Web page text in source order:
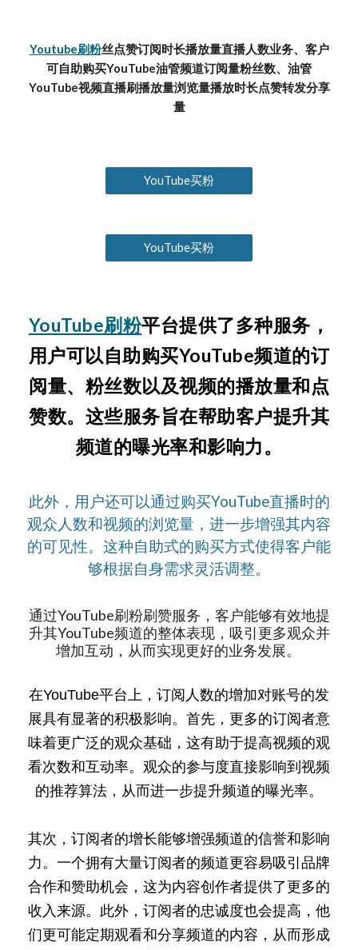
Youtube刷粉丝点赞订阅时长播放量直播人数业务、客户
可自助购买YouTube油管频道订阅量粉丝数、油管
YouTube视频直播刷播放量浏览量播放时长点赞转发分享
量
YouTube买粉
YouTube买粉
YouTube刷粉平台提供了多种服务，
用户可以自助购买YouTube频道的订
阅量、粉丝数以及视频的播放量和点
赞数。这些服务旨在帮助客户提升其
频道的曝光率和影响力。
此外，用户还可以通过购买YouTube直播时的
观众人数和视频的浏览量，进一步增强其内容
的可见性。这种自助式的购买方式使得客户能
够根据自身需求灵活调整。
通过YouTube刷粉刷赞服务，客户能够有效地提
升其YouTube频道的整体表现，吸引更多观众并
增加互动，从而实现更好的业务发展。
在YouTube平台上，订阅人数的增加对账号的发
展具有显著的积极影响。首先，更多的订阅者意
味着更广泛的观众基础，这有助于提高视频的观
看次数和互动率。观众的参与度直接影响到视频
的推荐算法，从而进一步提升频道的曝光率。
其次，订阅者的增长能够增强频道的信誉和影响
力。一个拥有大量订阅者的频道更容易吸引品牌
合作和赞助机会，这为内容创作者提供了更多的
收入来源。此外，订阅者的忠诚度也会提高，他
们更可能定期观看和分享频道的内容，从而形成